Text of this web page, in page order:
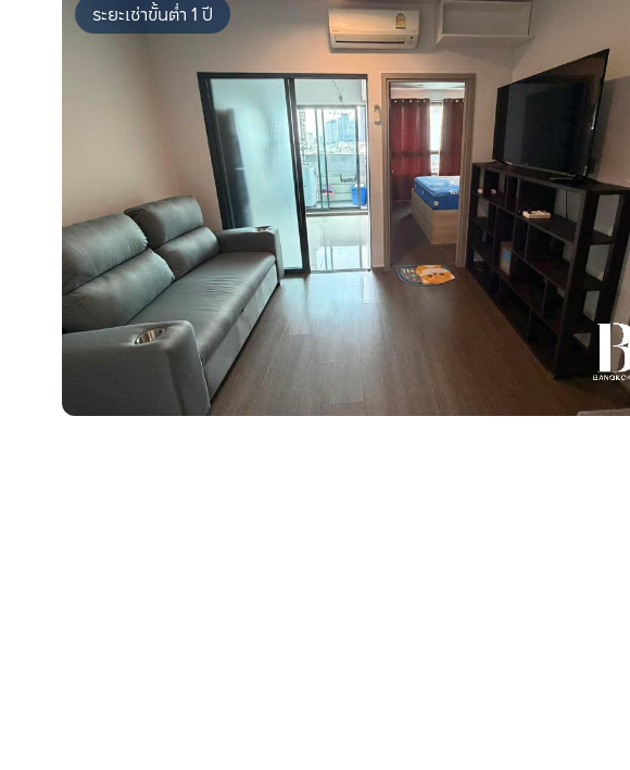
ระยะเช่าขั้นต่ำ 1 ปี
เพิ่มยูนิตเปรียบเทียบ
เพิ่มยูนิตเปรียบเทียบ
รายการที่ 2